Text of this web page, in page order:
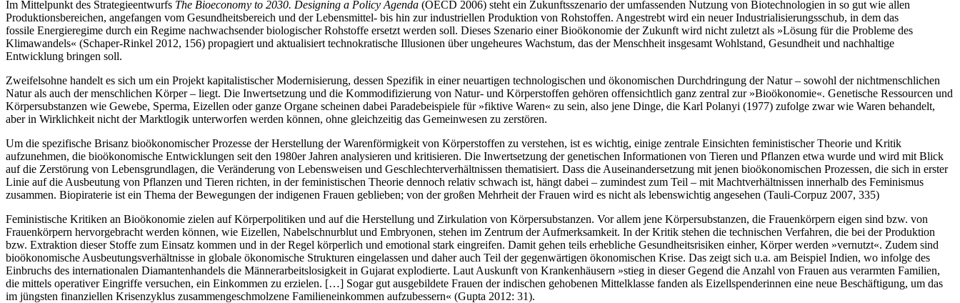
Im Mittelpunkt des Strategieentwurfs The Bioeconomy to 2030. Designing a Policy Agenda (OECD 2006) steht ein Zukunftsszenario der umfassenden Nutzung von Biotechnologien in so gut wie allen
Produktionsbereichen, angefangen vom Gesundheitsbereich und der Lebensmittel- bis hin zur industriellen Produktion von Rohstoffen. Angestrebt wird ein neuer Industrialisierungsschub, in dem das
fossile Energieregime durch ein Regime nachwachsender biologischer Rohstoffe ersetzt werden soll. Dieses Szenario einer Bioökonomie der Zukunft wird nicht zuletzt als »Lösung für die Probleme des
Klimawandels« (Schaper-Rinkel 2012, 156) propagiert und aktualisiert technokratische Illusionen über ungeheures Wachstum, das der Menschheit insgesamt Wohlstand, Gesundheit und nachhaltige
Entwicklung bringen soll.
Zweifelsohne handelt es sich um ein Projekt kapitalistischer Modernisierung, dessen Spezifik in einer neuartigen technologischen und ökonomischen Durchdringung der Natur – sowohl der nichtmenschlichen
Natur als auch der menschlichen Körper – liegt. Die Inwertsetzung und die Kommodifizierung von Natur- und Körperstoffen gehören offensichtlich ganz zentral zur »Bioökonomie«. Genetische Ressourcen und
Körpersubstanzen wie Gewebe, Sperma, Eizellen oder ganze Organe scheinen dabei Paradebeispiele für »fiktive Waren« zu sein, also jene Dinge, die Karl Polanyi (1977) zufolge zwar wie Waren behandelt,
aber in Wirklichkeit nicht der Marktlogik unterworfen werden können, ohne gleichzeitig das Gemeinwesen zu zerstören.
Um die spezifische Brisanz bioökonomischer Prozesse der Herstellung der Warenförmigkeit von Körperstoffen zu verstehen, ist es wichtig, einige zentrale Einsichten feministischer Theorie und Kritik
aufzunehmen, die bioökonomische Entwicklungen seit den 1980er Jahren analysieren und kritisieren. Die Inwertsetzung der genetischen Informationen von Tieren und Pflanzen etwa wurde und wird mit Blick
auf die Zerstörung von Lebensgrundlagen, die Veränderung von Lebensweisen und Geschlechterverhältnissen thematisiert. Dass die Auseinandersetzung mit jenen bioökonomischen Prozessen, die sich in erster
Linie auf die Ausbeutung von Pflanzen und Tieren richten, in der feministischen Theorie dennoch relativ schwach ist, hängt dabei – zumindest zum Teil – mit Machtverhältnissen innerhalb des Feminismus
zusammen. Biopiraterie ist ein Thema der Bewegungen der indigenen Frauen geblieben; von der großen Mehrheit der Frauen wird es nicht als lebenswichtig angesehen (Tauli-Corpuz 2007, 335)
Feministische Kritiken an Bioökonomie zielen auf Körperpolitiken und auf die Herstellung und Zirkulation von Körpersubstanzen. Vor allem jene Körpersubstanzen, die Frauenkörpern eigen sind bzw. von
Frauenkörpern hervorgebracht werden können, wie Eizellen, Nabelschnurblut und Embryonen, stehen im Zentrum der Aufmerksamkeit. In der Kritik stehen die technischen Verfahren, die bei der Produktion
bzw. Extraktion dieser Stoffe zum Einsatz kommen und in der Regel körperlich und emotional stark eingreifen. Damit gehen teils erhebliche Gesundheitsrisiken einher, Körper werden »vernutzt«. Zudem sind
bioökonomische Ausbeutungsverhältnisse in globale ökonomische Strukturen eingelassen und daher auch Teil der gegenwärtigen ökonomischen Krise. Das zeigt sich u.a. am Beispiel Indien, wo infolge des
Einbruchs des internationalen Diamantenhandels die Männerarbeitslosigkeit in Gujarat explodierte. Laut Auskunft von Krankenhäusern »stieg in dieser Gegend die Anzahl von Frauen aus verarmten Familien,
die mittels operativer Eingriffe versuchen, ein Einkommen zu erzielen. […] Sogar gut ausgebildete Frauen der indischen gehobenen Mittelklasse fanden als Eizellspenderinnen eine neue Beschäftigung, um das
im jüngsten finanziellen Krisenzyklus zusammengeschmolzene Familieneinkommen aufzubessern« (Gupta 2012: 31).